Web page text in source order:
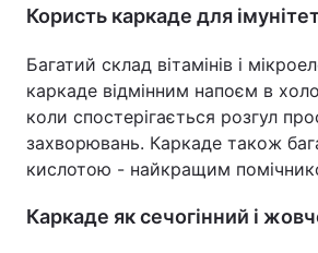
Користь каркаде для
Багатий склад вітамінів і
каркаде відмінним напоєм в
коли спостерігається розгул
захворювань. Каркаде також
кислотою - найкращим
Каркаде як сечогінний і